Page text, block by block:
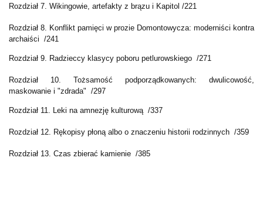
Rozdział 7. Wikingowie, artefakty z brązu i Kapitol /221
Rozdział 8. Konflikt pamięci w prozie Domontowycza: moderniści kontra
archaiści /241
Rozdział 9. Radzieccy klasycy poboru petlurowskiego /271
Rozdział 10. Tożsamość podporządkowanych: dwulicowość,
maskowanie i "zdrada" /297
Rozdział 11. Leki na amnezję kulturową /337
Rozdział 12. Rękopisy płoną albo o znaczeniu historii rodzinnych /359
Rozdział 13. Czas zbierać kamienie /385